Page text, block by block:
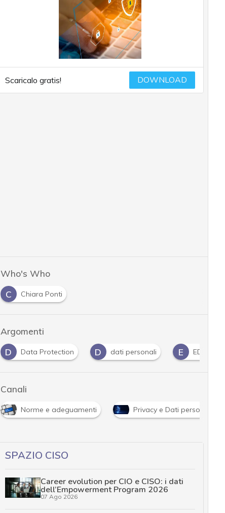
Scaricalo gratis! DOWNLOAD
Who's Who
C
Chiara Ponti
Argomenti
D Data Protection D dati personali E EDPB
Canali
Norme e adeguamenti Privacy e Dati personali
SPAZIO CISO
Career evolution per CIO e CISO: i dati
dell’Empowerment Program 2026
07 Ago 2026